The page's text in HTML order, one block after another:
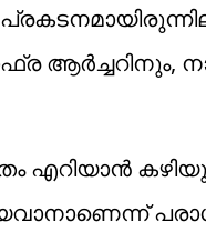
ആര്‍ച്ചറിനും,
എറിയാൻ